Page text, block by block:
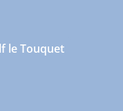
le Touquet